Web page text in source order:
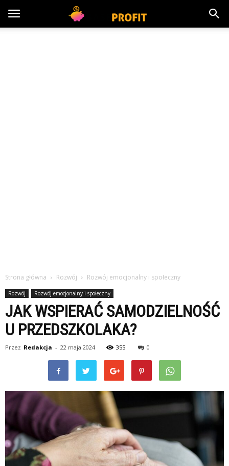
Strona główna Rozwój Rozwój emocjonalny i społeczny
Rozwój Rozwój emocjonalny i społeczny
JAK WSPIERAĆ SAMODZIELNOŚĆ
U PRZEDSZKOLAKA?
Przez Redakcja - 22 maja 2024 355 0